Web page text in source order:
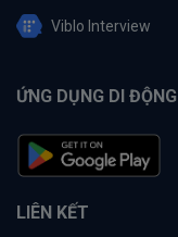
Viblo Interview
ỨNG DỤNG DI ĐỘNG
LIÊN KẾT